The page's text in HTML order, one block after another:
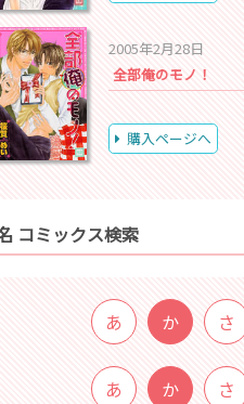
2005年2月28日
全部俺のモノ！
購入ページへ
コミックス検索
あ か さ
あ か さ